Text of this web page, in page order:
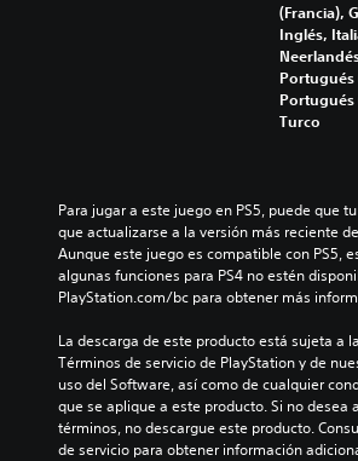
(Francia),
Inglés,
Portugués
Portugués
Turco
Para jugar a este juego en PS5, puede que
que actualizarse a la versión más reciente
Aunque este juego es compatible con PS5,
algunas funciones para PS4 no estén
PlayStation.com/bc para obtener más
La descarga de este producto está sujeta a
Términos de servicio de PlayStation y de
uso del Software, así como de cualquier
que se aplique a este producto. Si no desea
términos, no descargue este producto.
de servicio para obtener información